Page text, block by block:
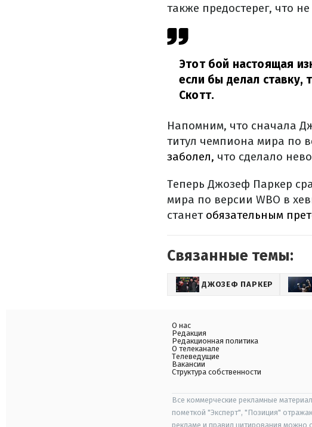
также предостерег, что
Этот бой настоящая
если бы делал ставку,
Скотт.
Напомним, что сначала
титул чемпиона мира по
заболел, что сделало
Теперь Джозеф Паркер
мира по версии WBO в
станет обязательным
Связанные темы:
ДЖОЗЕФ ПАРКЕР
О нас
Редакция
Редакционная политика
О телеканале
Телеведущие
Вакансии
Структура собственности
Все коммерческие рекламные
пометкой "Эксперт", "Позиция"
рекламе и правил цитирования